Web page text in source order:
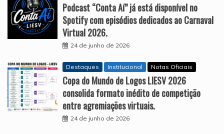
Podcast “Conta Aí” já está disponível no
Spotify com episódios dedicados ao Carnaval
Virtual 2026.
24 de junho de 2026
Destaques Institucional Notas Oficiais
Copa do Mundo de Logos LIESV 2026
consolida formato inédito de competição
entre agremiações virtuais.
24 de junho de 2026